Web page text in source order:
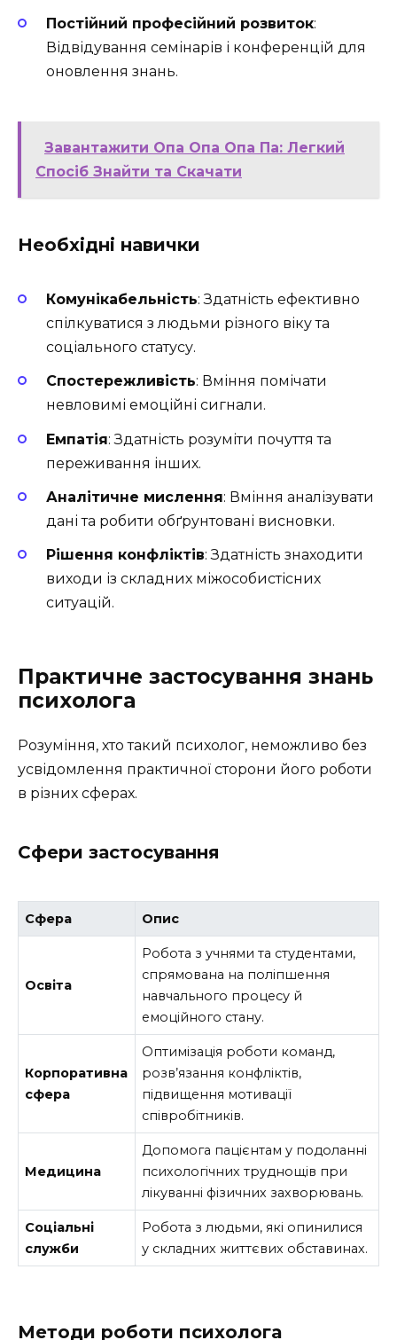
Постійний професійний розвиток:
Відвідування семінарів і конференцій для
оновлення знань.
Завантажити Опа Опа Опа Па: Легкий
Спосіб Знайти та Скачати
Необхідні навички
Комунікабельність: Здатність ефективно
спілкуватися з людьми різного віку та
соціального статусу.
Спостережливість: Вміння помічати
невловимі емоційні сигнали.
Емпатія: Здатність розуміти почуття та
переживання інших.
Аналітичне мислення: Вміння аналізувати
дані та робити обґрунтовані висновки.
Рішення конфліктів: Здатність знаходити
виходи із складних міжособистісних
ситуацій.
Практичне застосування знань
психолога
Розуміння, хто такий психолог, неможливо без
усвідомлення практичної сторони його роботи
в різних сферах.
Сфери застосування
Сфера Опис
Освіта
Робота з учнями та студентами,
спрямована на поліпшення
навчального процесу й
емоційного стану.
Корпоративна
сфера
Оптимізація роботи команд,
розв’язання конфліктів,
підвищення мотивації
співробітників.
Медицина
Допомога пацієнтам у подоланні
психологічних труднощів при
лікуванні фізичних захворювань.
Соціальні
служби
Робота з людьми, які опинилися
у складних життєвих обставинах.
Методи роботи психолога